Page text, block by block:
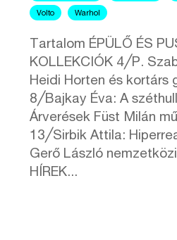
Volto Warhol
Tartalom ÉPÜLŐ ÉS
KOLLEKCIÓK 4╱P.
Heidi Horten és kortárs
8╱Bajkay Éva: A
Árverések Füst Milán
13╱Sirbik Attila:
Gerő László
HÍREK...